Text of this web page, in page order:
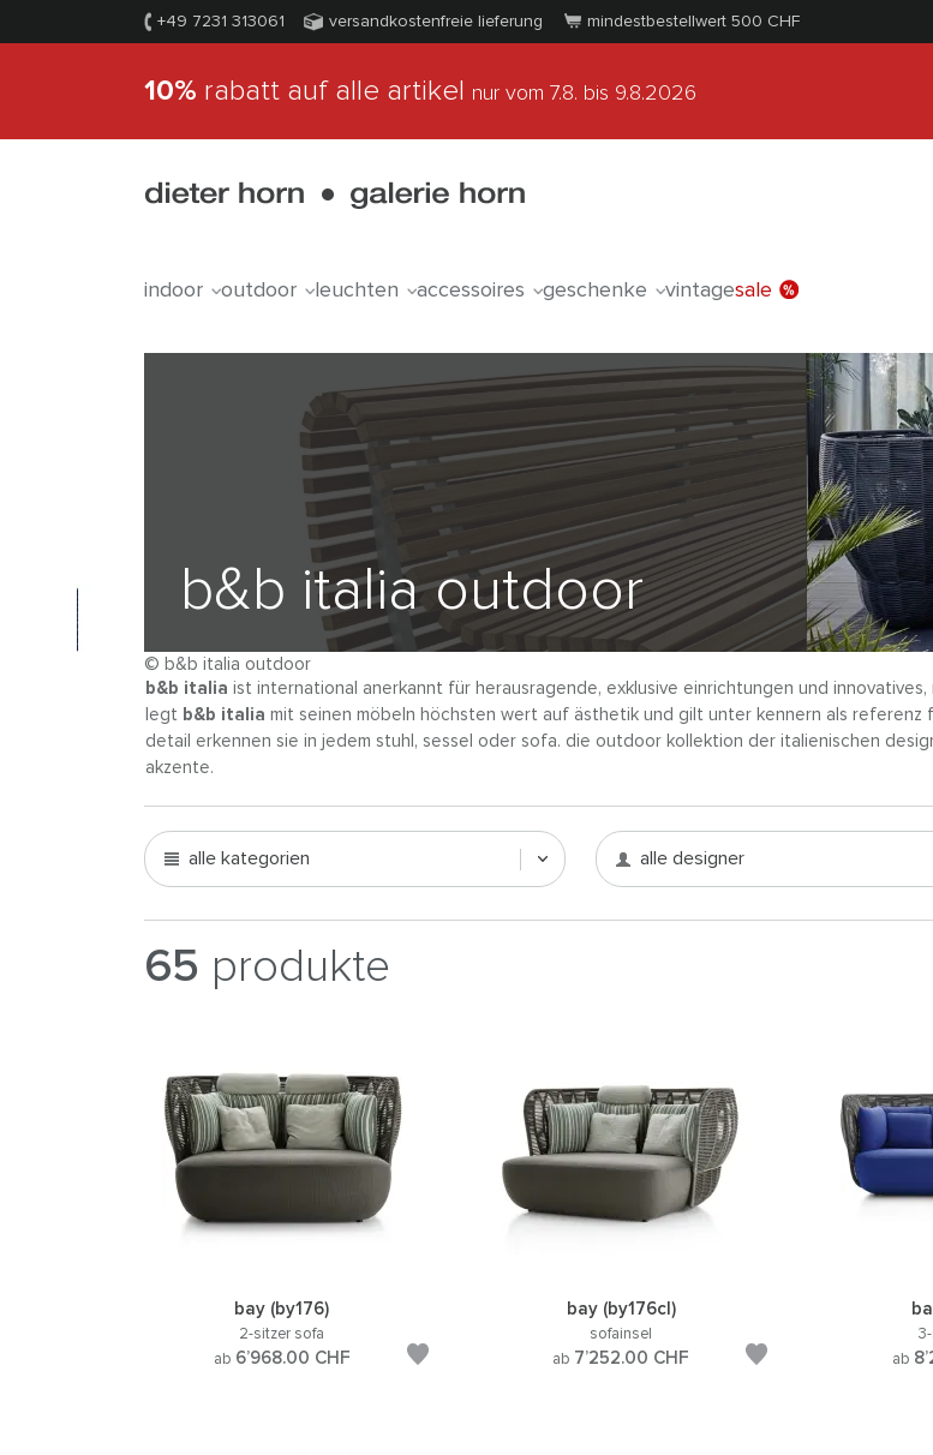
+49 7231 313061 versandkostenfreie lieferung mindestbestellwert 500 CHF
10% rabatt auf alle artikel nur vom 7.8. bis 9.8.2026
indoor outdoor leuchten accessoires geschenke vintagesale
b&b italia outdoor
© b&b italia outdoor
b&b italia ist international anerkannt für herausragende, exklusive einrichtungen und
legt b&b italia mit seinen möbeln höchsten wert auf ästhetik und gilt unter kennern als referenz
detail erkennen sie in jedem stuhl, sessel oder sofa. die outdoor kollektion der italienischen
akzente.
alle kategorien alle designer
65 produkte
bay (by176)
2-sitzer sofa
ab 6’968.00 CHF
bay (by176cl)
sofainsel
ab 7’252.00 CHF
ab